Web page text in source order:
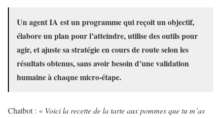
Un agent IA est un programme qui reçoit un objectif,
élabore un plan pour l’atteindre, utilise des outils pour
agir, et ajuste sa stratégie en cours de route selon les
résultats obtenus, sans avoir besoin d’une validation
humaine à chaque micro-étape.
Chatbot : « Voici la recette de la tarte aux pommes que tu m’as